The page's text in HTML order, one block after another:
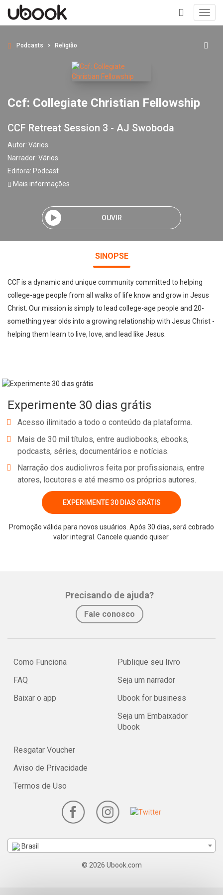
+
Podcasts Religião
Ccf: Collegiate Christian Fellowship
CCF Retreat Session 3 - AJ Swoboda
Autor: Vários
Narrador: Vários
Editora: Podcast
Mais informações
OUVIR
SINOPSE
CCF is a dynamic and unique community committed to helping
college-age people from all walks of life know and grow in Jesus
Christ. Our mission is simply to lead college-age people and 20-
something year olds into a growing relationship with Jesus Christ -
helping them learn to live, love, and lead like Jesus.
Experimente 30 dias grátis
Acesso ilimitado a todo o conteúdo da plataforma.
Mais de 30 mil títulos, entre audiobooks, ebooks,
podcasts, séries, documentários e notícias.
Narração dos audiolivros feita por profissionais, entre
atores, locutores e até mesmo os próprios autores.
EXPERIMENTE 30 DIAS GRÁTIS
Promoção válida para novos usuários. Após 30 dias, será cobrado
valor integral. Cancele quando quiser.
Precisando de ajuda?
Fale conosco
Como Funciona
FAQ
Baixar o app
Publique seu livro
Seja um narrador
Ubook for business
Seja um Embaixador
Ubook
Resgatar Voucher
Aviso de Privacidade
Termos de Uso
Brasil
© 2026 Ubook.com